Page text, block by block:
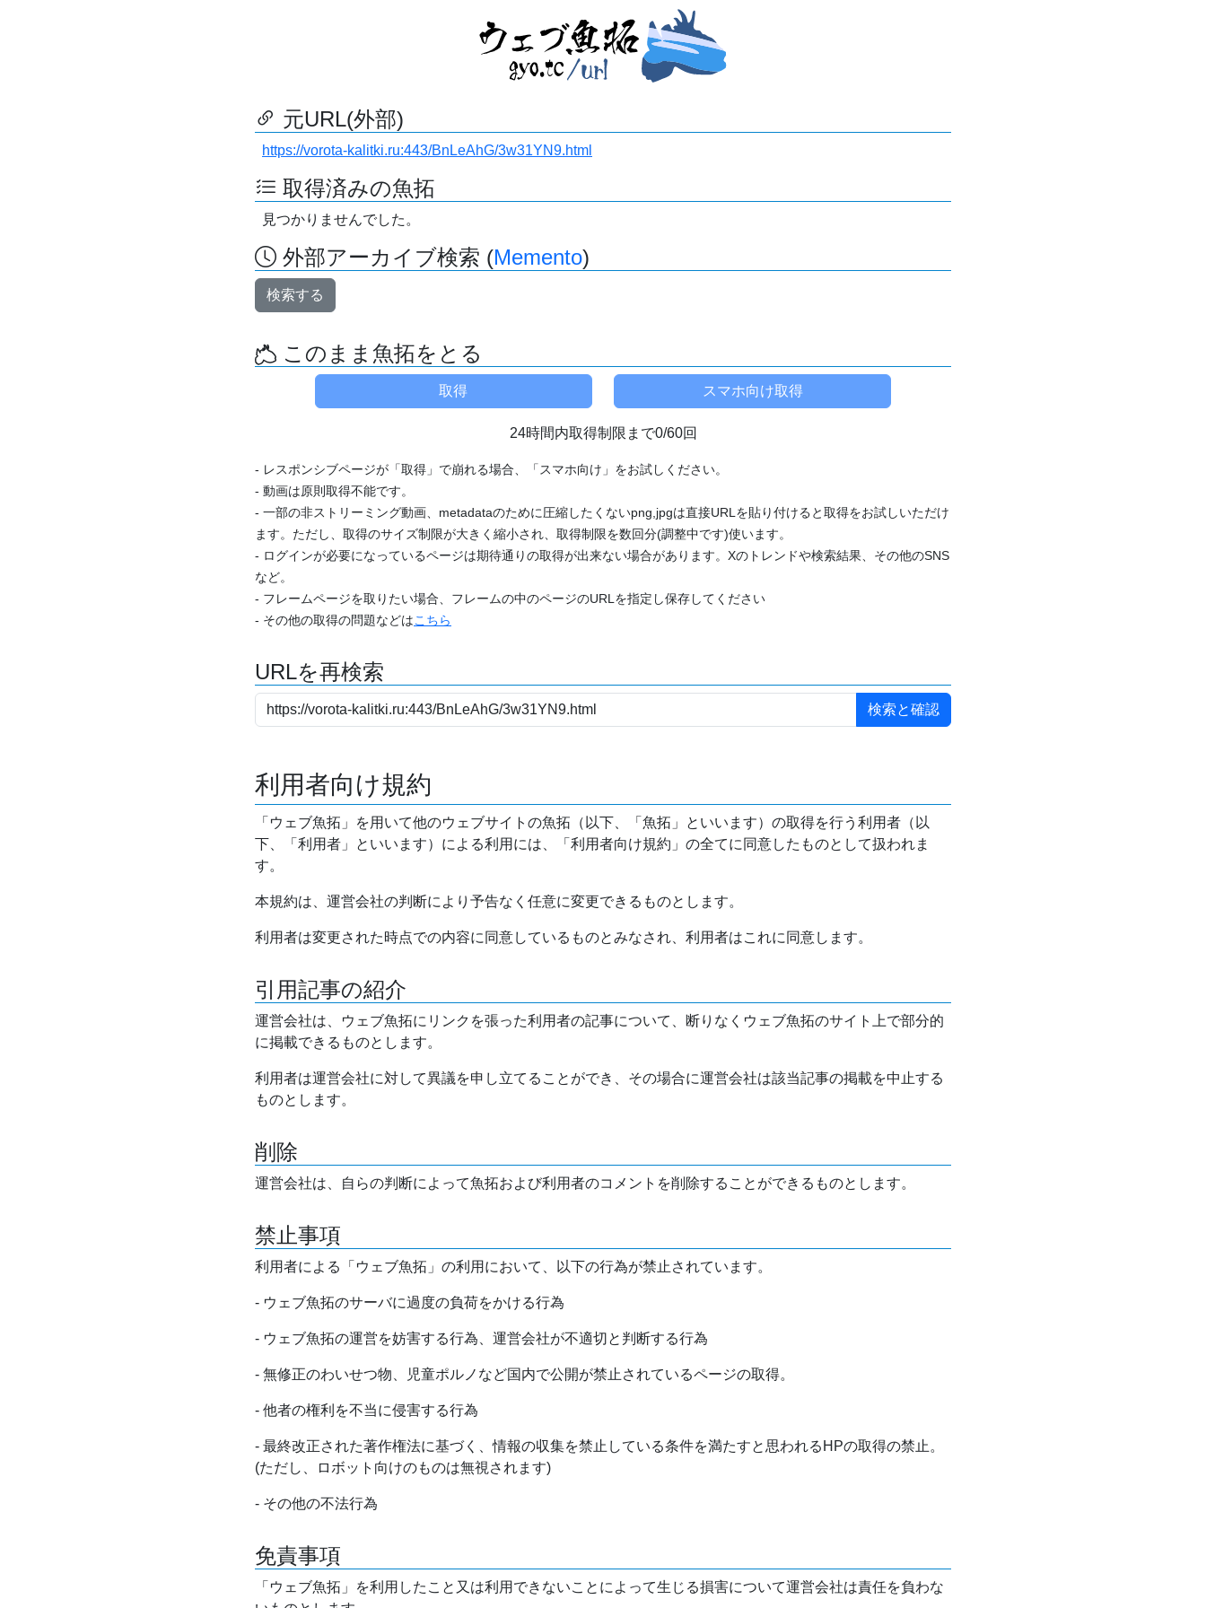
元URL(外部)
https://vorota-kalitki.ru:443/BnLeAhG/3w31YN9.html
取得済みの魚拓
見つかりませんでした。
外部アーカイブ検索 (Memento)
検索する
このまま魚拓をとる
24時間内取得制限まで0/60回
- レスポンシブページが「取得」で崩れる場合、「スマホ向け」をお試しください。
- 動画は原則取得不能です。
- 一部の非ストリーミング動画、metadataのために圧縮したくないpng,jpgは直接URLを貼り付けると取得をお試しいただけ
ます。ただし、取得のサイズ制限が大きく縮小され、取得制限を数回分(調整中です)使います。
- ログインが必要になっているページは期待通りの取得が出来ない場合があります。Xのトレンドや検索結果、その他のSNS
など。
- フレームページを取りたい場合、フレームの中のページのURLを指定し保存してください
- その他の取得の問題などはこちら
URLを再検索
利用者向け規約
「ウェブ魚拓」を用いて他のウェブサイトの魚拓（以下、「魚拓」といいます）の取得を行う利用者（以
下、「利用者」といいます）による利用には、「利用者向け規約」の全てに同意したものとして扱われま
す。
本規約は、運営会社の判断により予告なく任意に変更できるものとします。
利用者は変更された時点での内容に同意しているものとみなされ、利用者はこれに同意します。
引用記事の紹介
運営会社は、ウェブ魚拓にリンクを張った利用者の記事について、断りなくウェブ魚拓のサイト上で部分的
に掲載できるものとします。
利用者は運営会社に対して異議を申し立てることができ、その場合に運営会社は該当記事の掲載を中止する
ものとします。
削除
運営会社は、自らの判断によって魚拓および利用者のコメントを削除することができるものとします。
禁止事項
利用者による「ウェブ魚拓」の利用において、以下の行為が禁止されています。
- ウェブ魚拓のサーバに過度の負荷をかける行為
- ウェブ魚拓の運営を妨害する行為、運営会社が不適切と判断する行為
- 無修正のわいせつ物、児童ポルノなど国内で公開が禁止されているページの取得。
- 他者の権利を不当に侵害する行為
- 最終改正された著作権法に基づく、情報の収集を禁止している条件を満たすと思われるHPの取得の禁止。
(ただし、ロボット向けのものは無視されます)
- その他の不法行為
免責事項
「ウェブ魚拓」を利用したこと又は利用できないことによって生じる損害について運営会社は責任を負わな